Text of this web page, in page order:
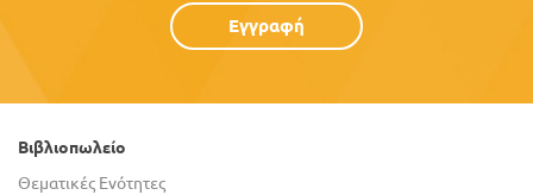
Εγγραφή
Βιβλιοπωλείο
Θεματικές Ενότητες